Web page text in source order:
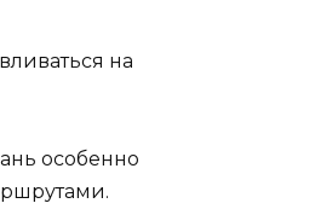
на
особенно